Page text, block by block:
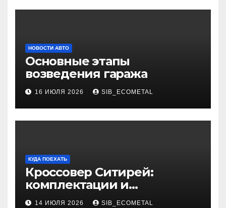
НОВОСТИ АВТО
Основные этапы
возведения гаража
16 ИЮЛЯ 2026 SIB_ECOMETAL
КУДА ПОЕХАТЬ
Кроссовер Ситирей:
комплектации и
характеристики
14 ИЮЛЯ 2026 SIB_ECOMETAL